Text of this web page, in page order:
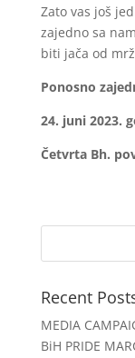
Zato vas još
zajedno sa
biti jača od
Ponosno
24. juni 2023.
Četvrta Bh.
Recent
MEDIA
BiH PRIDE